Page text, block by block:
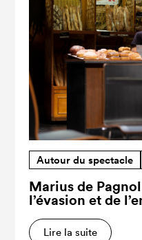
Autour du spectacle
Marius de
l’évasion et de
Lire la suite